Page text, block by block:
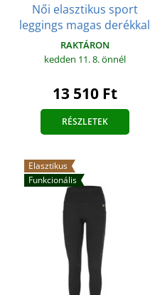
Női elasztikus sport
leggings magas derékkal
RAKTÁRON
kedden 11. 8.önnél
13 510 Ft
RÉSZLETEK
Elasztikus
Funkcionális